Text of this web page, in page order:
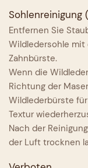
Entfernen Sie
Wildledersohle
Zahnbürste.
Wenn die
Richtung der
Wildlederbürste
Textur
Nach der
der Luft trocknen